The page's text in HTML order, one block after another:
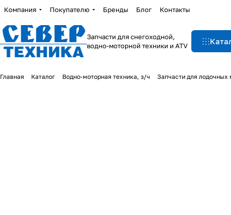
Компания Покупателю Бренды Блог Контакты
Запчасти для снегоходной,
водно-моторной техники и ATV
Главная Каталог Водно-моторная техника, з/ч Запчасти для лодочных